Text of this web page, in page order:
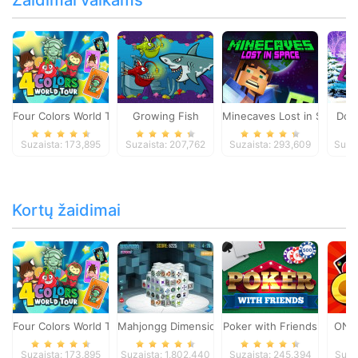
Four Colors World Tour
Suzaista: 173,895
Growing Fish
Suzaista: 207,762
Minecaves Lost in Space
Suzaista: 293,609
Kortų žaidimai
Four Colors World Tour
Suzaista: 173,895
Mahjongg Dimensions
Suzaista: 1,802,440
Poker with Friends
Suzaista: 245,394